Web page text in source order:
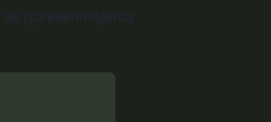
ile işaretlenmişlerdir